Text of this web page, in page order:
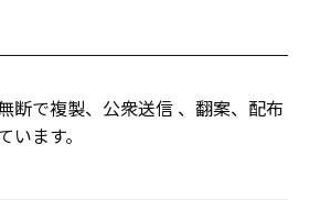
断で複製、公衆送信 、翻案、配布
ます。